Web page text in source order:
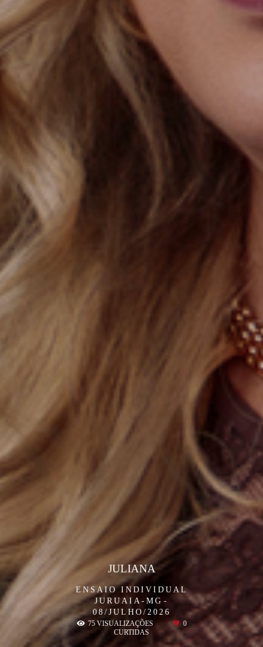
ENSAIO INDIVIDUAL
JURUAIA-MG
08/JULHO/2026
JULIANA
75VISUALIZAÇÕES
0
CURTIDAS